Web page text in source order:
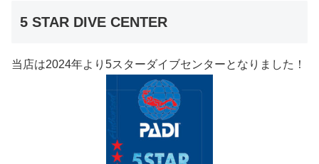
5 STAR DIVE CENTER
当店は2024年より5スターダイブセンターとなりました！